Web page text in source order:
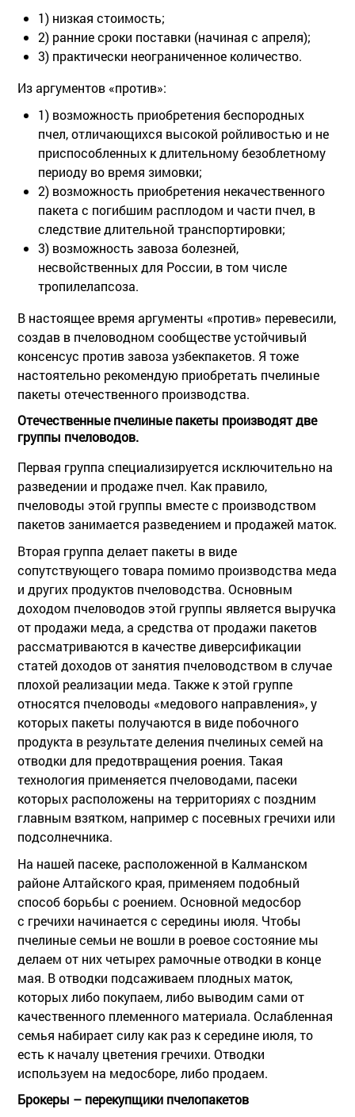
1) низкая стоимость;
2) ранние сроки поставки (начиная с апреля);
3) практически неограниченное количество.
Из аргументов «против»:
1) возможность приобретения беспородных
пчел, отличающихся высокой ройливостью и не
приспособленных к длительному безоблетному
периоду во время зимовки;
2) возможность приобретения некачественного
пакета с погибшим расплодом и части пчел, в
следствие длительной транспортировки;
3) возможность завоза болезней,
несвойственных для России, в том числе
тропилелапсоза.
В настоящее время аргументы «против» перевесили,
создав в пчеловодном сообществе устойчивый
консенсус против завоза узбекпакетов. Я тоже
настоятельно рекомендую приобретать пчелиные
пакеты отечественного производства.
Отечественные пчелиные пакеты производят две
группы пчеловодов.
Первая группа специализируется исключительно на
разведении и продаже пчел. Как правило,
пчеловоды этой группы вместе с производством
пакетов занимается разведением и продажей маток.
Вторая группа делает пакеты в виде
сопутствующего товара помимо производства меда
и других продуктов пчеловодства. Основным
доходом пчеловодов этой группы является выручка
от продажи меда, а средства от продажи пакетов
рассматриваются в качестве диверсификации
статей доходов от занятия пчеловодством в случае
плохой реализации меда. Также к этой группе
относятся пчеловоды «медового направления», у
которых пакеты получаются в виде побочного
продукта в результате деления пчелиных семей на
отводки для предотвращения роения. Такая
технология применяется пчеловодами, пасеки
которых расположены на территориях с поздним
главным взятком, например с посевных гречихи или
подсолнечника.
На нашей пасеке, расположенной в Калманском
районе Алтайского края, применяем подобный
способ борьбы с роением. Основной медосбор
с гречихи начинается с середины июля. Чтобы
пчелиные семьи не вошли в роевое состояние мы
делаем от них четырех рамочные отводки в конце
мая. В отводки подсаживаем плодных маток,
которых либо покупаем, либо выводим сами от
качественного племенного материала. Ослабленная
семья набирает силу как раз к середине июля, то
есть к началу цветения гречихи. Отводки
используем на медосборе, либо продаем.
Брокеры – перекупщики пчелопакетов